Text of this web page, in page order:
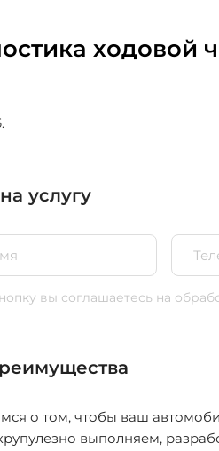
ходовой
услугу
вы соглашаетесь на
о том, чтобы ваш
выполняем,